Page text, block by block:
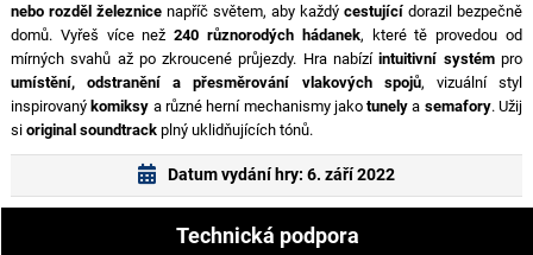
nebo rozděl železnicenapříč světem, aby každýcestující dorazil bezpečně
domů. Vyřeš více než240 různorodých hádanek, které tě provedou od
mírných svahů až po zkroucené průjezdy. Hra nabízíintuitivní systémpro
umístění, odstranění a přesměrování vlakových spojů, vizuální styl
inspirovanýkomiksy a různé herní mechanismy jakotunely a semafory. Užij
si original soundtrackplný uklidňujících tónů.
Datum vydání hry: 6. září 2022
Technická podpora